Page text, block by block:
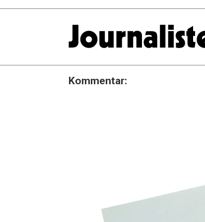
Kommentar: